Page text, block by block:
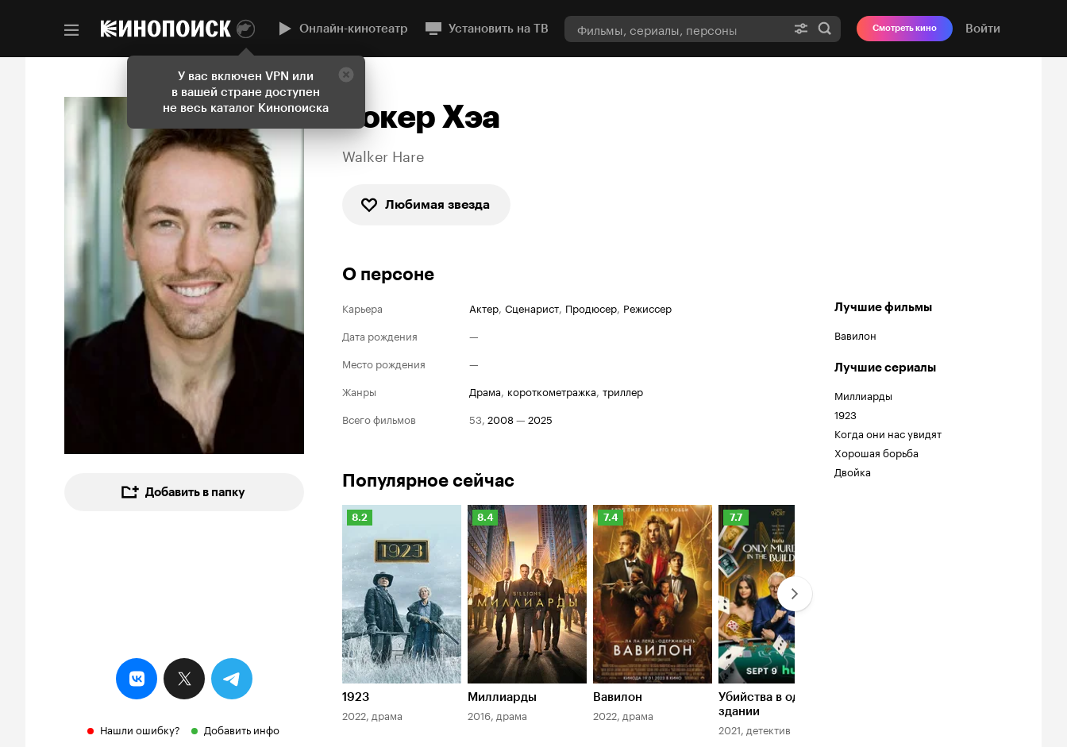
У вас включен VPN или
в вашей стране доступен
не весь каталог Кинопоиска
Онлайн-кинотеатр Установить на ТВ Смотреть кино Войти
Добавить в папку
Нашли ошибку? Добавить инфо
Уокер Хэа
Walker Hare
Любимая звезда
О персоне
Карьера Актер, Сценарист, Продюсер, Режиссер
Дата рождения
—
Место рождения
—
Жанры
драма, короткометражка, триллер
Всего фильмов
53, 2008— 2025
Лучшие фильмы
Вавилон
Лучшие сериалы
Миллиарды
1923
Когда они нас увидят
Хорошая борьба
Двойка
Популярное сейчас
Рейтинг
8.2
1923
2022, драма
Рейтинг
Кинопоиска
8.4
8.4
Миллиарды
2016, драма
Рейтинг
Кинопоиска
7.4
7.4
Вавилон
2022, драма
Рейтинг
Кинопоиска
7.7
7.7
Убийства в одном
здании
2021, детектив